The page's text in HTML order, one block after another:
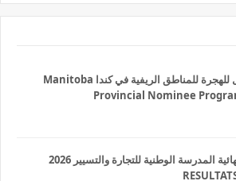
التسجيل للهجرة للمناطق الريفية في كندا Manitoba
Provincial Nominee
نتائج النهائية المدرسة الوطنية للتجارة والتسيير 2026